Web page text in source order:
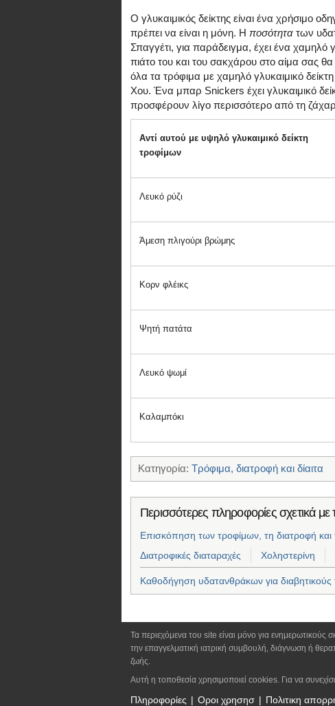
Ο γλυκαιμικός δείκτης είναι ένα χρήσιμο
πρέπει να είναι η μόνη. Η ποσότητα των
Σπαγγέτι, για παράδειγμα, έχει ένα χαμηλό
πιάτο του και του σακχάρου στο αίμα σας θα
όλα τα τρόφιμα με χαμηλό γλυκαιμικό
Χου. Ένα μπαρ Snickers έχει γλυκαιμικό
προσφέρουν λίγο περισσότερο από τη
Αντί αυτού με υψηλό γλυκαιμικό δείκτη
τροφίμων
Λευκό ρύζι
Άμεση πλιγούρι βρώμης
Κορν φλέικς
Ψητή πατάτα
Λευκό ψωμί
Καλαμπόκι
Κατηγορία: Τρόφιμα, διατροφή και δίαιτα
Περισσότερες πληροφορίες σχετικά με
Επισκόπηση των τροφίμων, τη διατροφή και
Διατροφικές διαταραχές
Χοληστερίνη
Καθοδήγηση υδατανθράκων για διαβητικούς
Τα περιεχόμενα του site είναι μόνο για
την επαγγελματική ιατρική συμβουλή, διάγνωση ή
ζωής.
Αυτή η τοποθεσία χρησιμοποιεί cookies. Για να
Πληροφορίες Οροι χρησησ Πολιτικη